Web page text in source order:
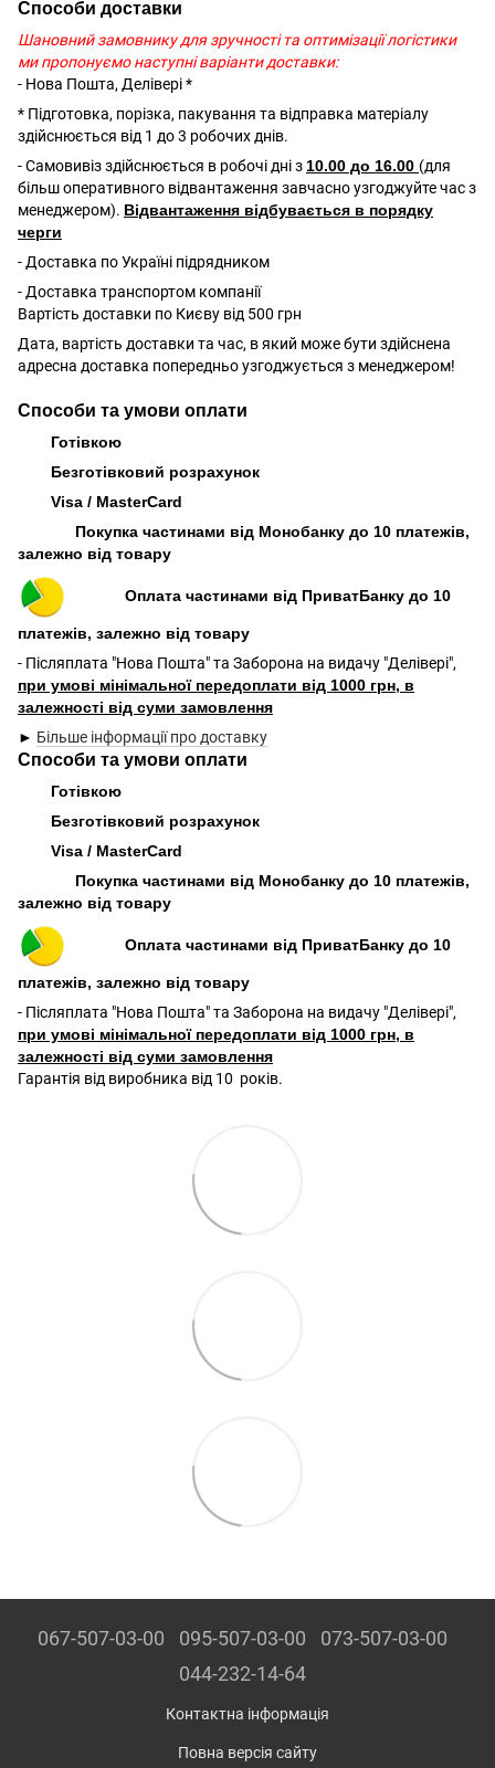
Способи доставки
Шановний замовнику для зручності та оптимізації логістики
ми пропонуємо наступні варіанти доставки:
- Нова Пошта, Делівері *
* Підготовка, порізка, пакування та відправка матеріалу
здійснюється від 1 до 3 робочих днів.
- Самовивіз здійснюється в робочі дні з10.00 до 16.00 (для
більш оперативного відвантаження завчасно узгоджуйте час з
менеджером). Відвантаження відбувається в порядку
черги
- Доставка по Україні підрядником
- Доставка транспортом компанії
Вартість доставки по Києву від 500 грн
Дата, вартість доставки та час, в який може бути здійснена
адресна доставка попередньо узгоджується з менеджером!
Способи та умови оплати
Готівкою
Безготівковий розрахунок
Visa / MasterCard
Покупка частинами від Монобанку до 10 платежів,
залежно від товару
Оплата частинами від ПриватБанку до 10
платежів, залежно від товару
- Післяплата "Нова Пошта" та Заборона на видачу "Делівері",
при умові мінімальної передоплати від 1000 грн, в
залежності від суми замовлення
► Більше інформації про доставку
Способи та умови оплати
Готівкою
Безготівковий розрахунок
Visa / MasterCard
Покупка частинами від Монобанку до 10 платежів,
залежно від товару
Оплата частинами від ПриватБанку до 10
платежів, залежно від товару
- Післяплата "Нова Пошта" та Заборона на видачу "Делівері",
при умові мінімальної передоплати від 1000 грн, в
залежності від суми замовлення
Гарантія від виробника від 10 років.
067-507-03-00 095-507-03-00
073-507-03-00
044-232-14-64
Контактна інформація
Повна версія сайту